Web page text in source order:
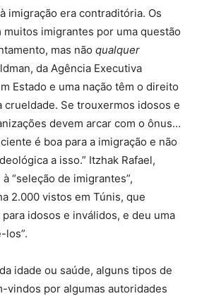
imigração era contraditória. Os
imigrantes por uma questão
mas não qualquer
da Agência Executiva
Estado e uma nação têm o direito
Se trouxermos idosos e
devem arcar com o ônus…
é boa para a imigração e não
a isso.” Itzhak Rafael,
“seleção de imigrantes”,
2.000 vistos em Túnis, que
idosos e inválidos, e deu uma
los”.
idade ou saúde, alguns tipos de
vindos por algumas autoridades